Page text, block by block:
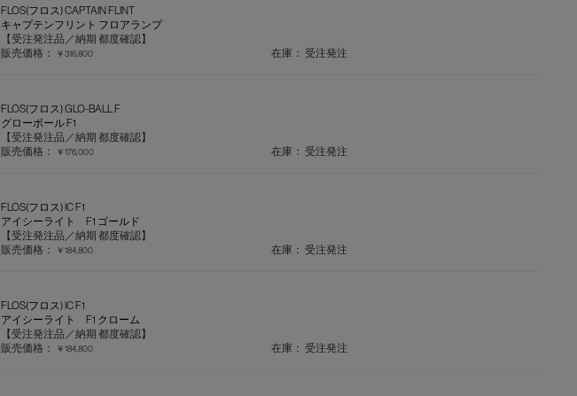
FLOS(フロス) CAPTAIN FLINT
キャプテンフリント フロアランプ
【受注発注品／納期 都度確認】
販売価格：
￥316,800 在庫： 受注発注
FLOS(フロス) GLO-BALL F
グローボール F1
【受注発注品／納期 都度確認】
販売価格：
￥176,000 在庫： 受注発注
FLOS(フロス) IC F1
アイシーライト F1 ゴールド
【受注発注品／納期 都度確認】
販売価格：
￥184,800 在庫： 受注発注
FLOS(フロス) IC F1
アイシーライト F1 クローム
【受注発注品／納期 都度確認】
販売価格：
￥184,800 在庫： 受注発注